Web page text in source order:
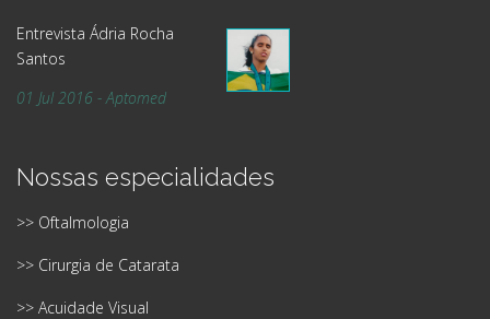
Entrevista Ádria Rocha
Santos
01 Jul 2016 - Aptomed
Nossas especialidades
>> Oftalmologia
>> Cirurgia de Catarata
>> Acuidade Visual